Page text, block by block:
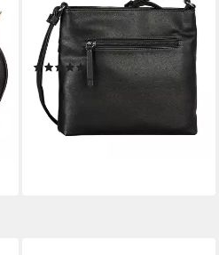
Umhängetasche Faye, Damen
Schultertasche mit
Logoprägung
45,08 €
lieferbar - in 1-2 Werktagen bei dir